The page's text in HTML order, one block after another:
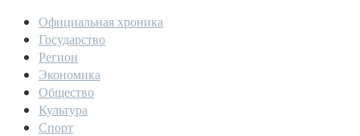
Официальная хроника
Государство
Регион
Экономика
Общество
Культура
Спорт